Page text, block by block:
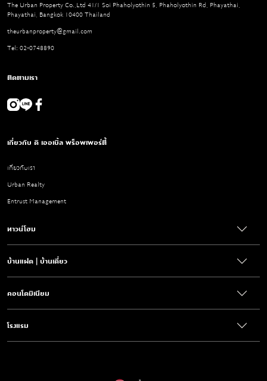
The Urban Property Co.,Ltd 41/1 Soi Phaholyothin 5, Phaholyothin Rd, Phayathai,
Phayathai, Bangkok 10400 Thailand
theurbanproperty@gmail.com
Tel: 02-0748890
ติดตามเรา
เกี่ยวกับ ดิ เออเบิ้ล พร็อพเพอร์ตี้
เกี่ยวกับเรา
Urban Realty
Entrust Management
ทาวน์โฮม
บ้านแฝด | บ้านเดี่ยว
คอนโดมิเนียม
โรงแรม